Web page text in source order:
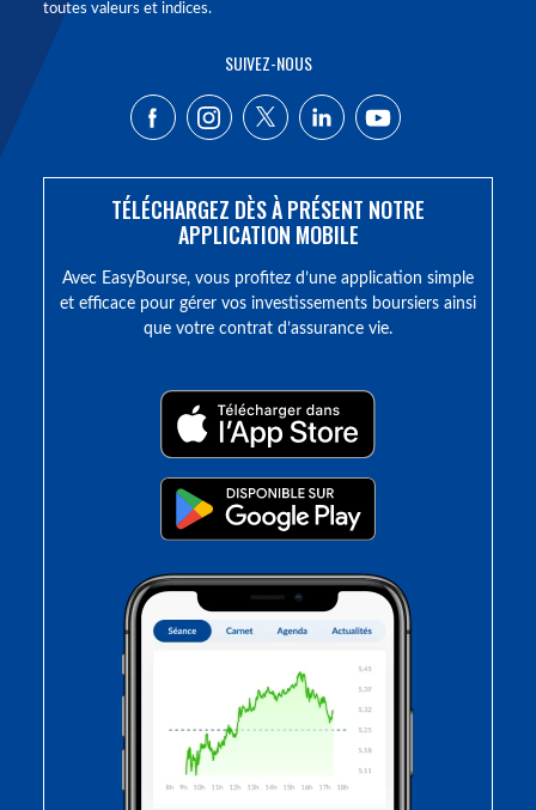
toutes valeurs et indices.
SUIVEZ-NOUS
TÉLÉCHARGEZ DÈS À PRÉSENT NOTRE
APPLICATION MOBILE
Avec EasyBourse, vous profitez d’une application simple
et efficace pour gérer vos investissements boursiers ainsi
que votre contrat d’assurance vie.